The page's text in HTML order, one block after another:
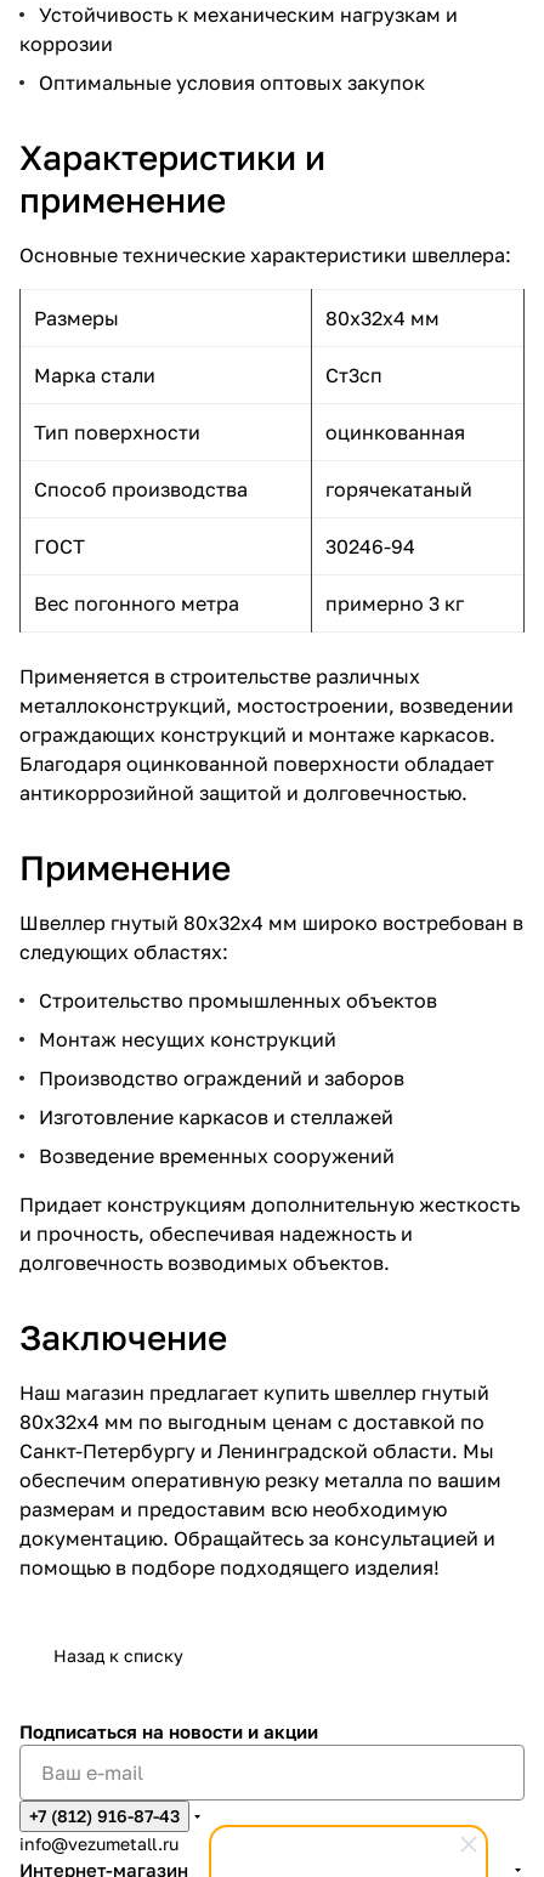
Устойчивость к механическим нагрузкам и
коррозии
Оптимальные условия оптовых закупок
Характеристики и
применение
Основные технические характеристики швеллера:
Размеры 80x32x4 мм
Марка стали Ст3сп
Тип поверхности оцинкованная
Способ производства горячекатаный
ГОСТ 30246-94
Вес погонного метра примерно 3 кг
Применяется в строительстве различных
металлоконструкций, мостостроении, возведении
ограждающих конструкций и монтаже каркасов.
Благодаря оцинкованной поверхности обладает
антикоррозийной защитой и долговечностью.
Применение
Швеллер гнутый 80х32х4 мм широко востребован в
следующих областях:
Строительство промышленных объектов
Монтаж несущих конструкций
Производство ограждений и заборов
Изготовление каркасов и стеллажей
Возведение временных сооружений
Придает конструкциям дополнительную жесткость
и прочность, обеспечивая надежность и
долговечность возводимых объектов.
Заключение
Наш магазин предлагает купить швеллер гнутый
80х32х4 мм по выгодным ценам с доставкой по
Санкт-Петербургу и Ленинградской области. Мы
обеспечим оперативную резку металла по вашим
размерам и предоставим всю необходимую
документацию. Обращайтесь за консультацией и
помощью в подборе подходящего изделия!
Назад к списку
Подписаться на новости и акции
+7 (812) 916-87-43
info@vezumetall.ru
Интернет-магазин